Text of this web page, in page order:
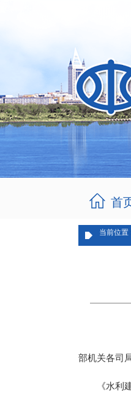
首
当前位置
部机关各司
《水利建